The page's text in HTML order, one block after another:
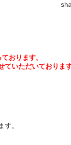
おります。
いただいております
。